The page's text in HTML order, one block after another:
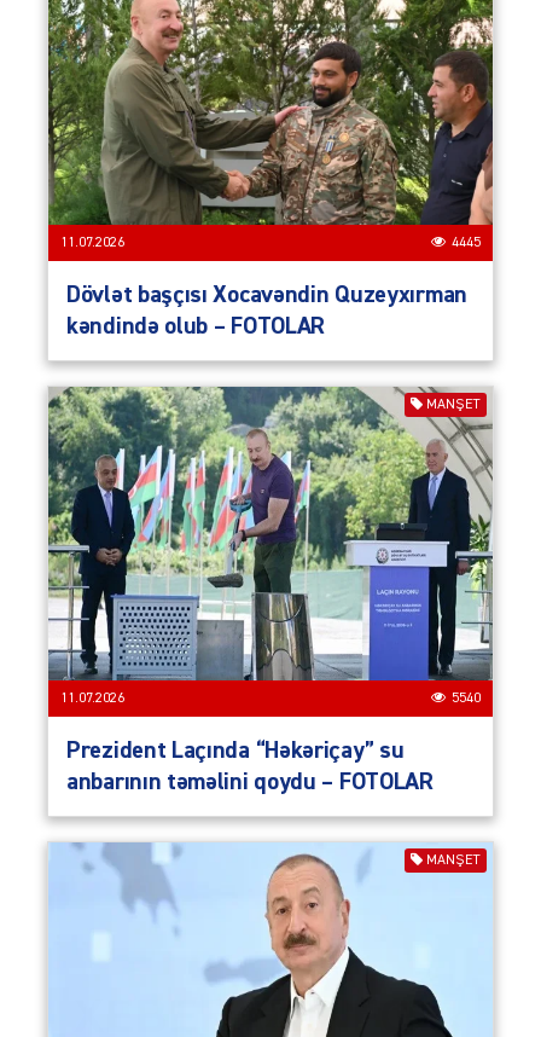
11.07.2026 4445
Dövlət başçısı Xocavəndin Quzeyxırman
kəndində olub – FOTOLAR
MANŞET
11.07.2026 5540
Prezident Laçında “Həkəriçay” su
anbarının təməlini qoydu – FOTOLAR
MANŞET